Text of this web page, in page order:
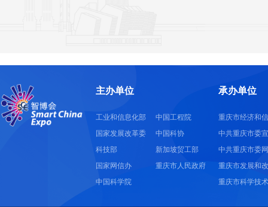
主办单位
工业和信息化部
国家发展改革委
科技部
国家网信办
中国科学院
中国工程院
中国科协
新加坡贸工部
重庆市人民政府
承办单位
重庆市经济和
中共重庆市委
中共重庆市委
重庆市发展和
重庆市科学技